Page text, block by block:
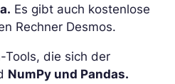
Es gibt auch kostenlose
Rechner Desmos.
Tools, die sich der
NumPy und Pandas.